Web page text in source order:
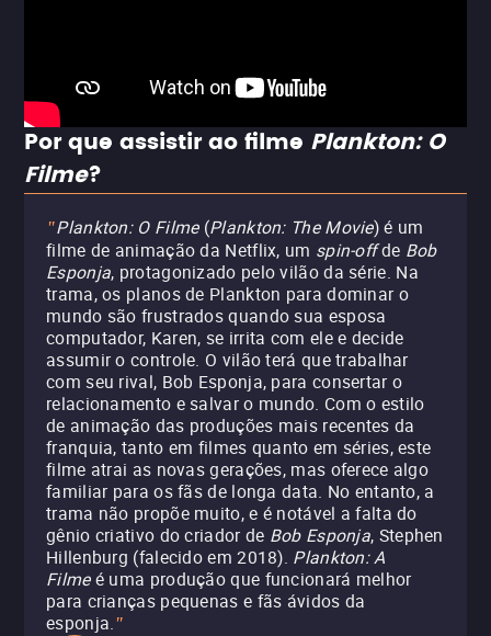
Por que assistir ao filme Plankton: O
Filme?
"Plankton: O Filme(Plankton: The Movie) é um
filme de animação da Netflix, um spin-offde Bob
Esponja, protagonizado pelo vilão da série. Na
trama, os planos de Plankton para dominar o
mundo são frustrados quando sua esposa
computador, Karen, se irrita com ele e decide
assumir o controle. O vilão terá que trabalhar
com seu rival, Bob Esponja, para consertar o
relacionamento e salvar o mundo. Com o estilo
de animação das produções mais recentes da
franquia, tanto em filmes quanto em séries, este
filme atrai as novas gerações, mas oferece algo
familiar para os fãs de longa data. No entanto, a
trama não propõe muito, e é notável a falta do
gênio criativo do criador de Bob Esponja, Stephen
Hillenburg (falecido em 2018). Plankton: A
Filmeé uma produção que funcionará melhor
para crianças pequenas e fãs ávidos da
esponja."